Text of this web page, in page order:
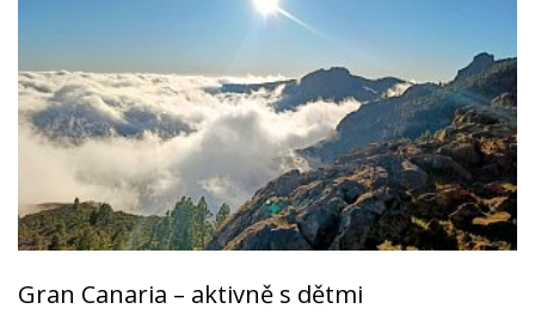
Gran Canaria – aktivně s dětmi